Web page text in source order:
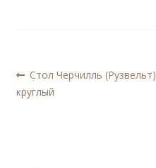
Навигация
по
Предыдущая
запись:
Стол Черчилль (Рузвельт)
круглый